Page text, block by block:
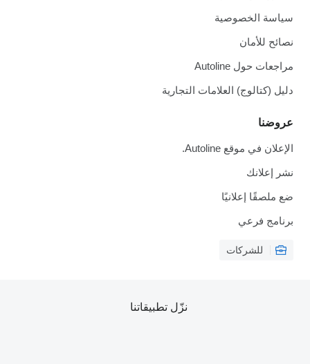
سياسة الخصوصية
نصائح للأمان
مراجعات حول Autoline
دليل (كتالوج) العلامات التجارية
عروضنا
الإعلان في موقع Autoline.
نشر إعلانك
ضع ملصقًا إعلانيًا
برنامج فرعي
للشركات
نزّل تطبيقاتنا